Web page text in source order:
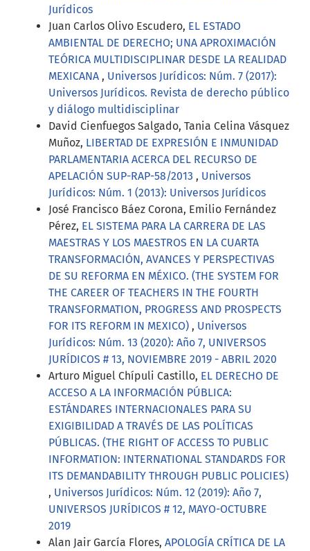
Jurídicos
Juan Carlos Olivo Escudero, EL ESTADO
AMBIENTAL DE DERECHO; UNA APROXIMACIÓN
TEÓRICA MULTIDISCIPLINAR DESDE LA REALIDAD
MEXICANA , Universos Jurídicos: Núm. 7 (2017):
Universos Jurídicos. Revista de derecho público
y diálogo multidisciplinar
David Cienfuegos Salgado, Tania Celina Vásquez
Muñoz, LIBERTAD DE EXPRESIÓN E INMUNIDAD
PARLAMENTARIA ACERCA DEL RECURSO DE
APELACIÓN SUP-RAP-58/2013 , Universos
Jurídicos: Núm. 1 (2013): Universos Jurídicos
José Francisco Báez Corona, Emilio Fernández
Pérez, EL SISTEMA PARA LA CARRERA DE LAS
MAESTRAS Y LOS MAESTROS EN LA CUARTA
TRANSFORMACIÓN, AVANCES Y PERSPECTIVAS
DE SU REFORMA EN MÉXICO. (THE SYSTEM FOR
THE CAREER OF TEACHERS IN THE FOURTH
TRANSFORMATION, PROGRESS AND PROSPECTS
FOR ITS REFORM IN MEXICO) , Universos
Jurídicos: Núm. 13 (2020): Año 7, UNIVERSOS
JURÍDICOS # 13, NOVIEMBRE 2019 - ABRIL 2020
Arturo Miguel Chípuli Castillo, EL DERECHO DE
ACCESO A LA INFORMACIÓN PÚBLICA:
ESTÁNDARES INTERNACIONALES PARA SU
EXIGIBILIDAD A TRAVÉS DE LAS POLÍTICAS
PÚBLICAS. (THE RIGHT OF ACCESS TO PUBLIC
INFORMATION: INTERNATIONAL STANDARDS FOR
ITS DEMANDABILITY THROUGH PUBLIC POLICIES)
, Universos Jurídicos: Núm. 12 (2019): Año 7,
UNIVERSOS JURÍDICOS # 12, MAYO-OCTUBRE
2019
Alan Jair García Flores, APOLOGÍA CRÍTICA DE LA